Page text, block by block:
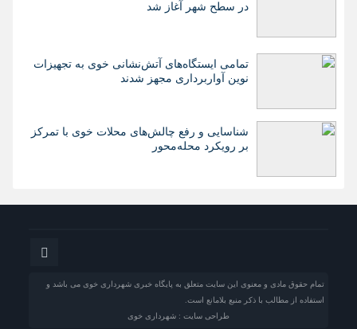
در سطح شهر آغاز شد
تمامی ایستگاه‌های آتش‌نشانی خوی به تجهیزات
نوین آواربرداری مجهز شدند
شناسایی و رفع چالش‌های محلات خوی با تمرکز
بر رویکرد محله‌محور
تمام حقوق مادی و معنوی این سایت متعلق به پایگاه خبری شهرداری خوی می باشد و
استفاده از مطالب با ذکر منبع بلامانع است.
طراحی سایت : شهرداری خوی